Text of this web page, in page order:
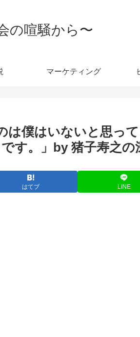
の喧騒から〜
マーケティング
は僕はいないと思っ
す。」by 猪子寿之
はてブ LINE